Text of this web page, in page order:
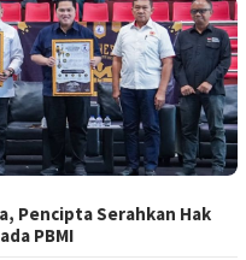
Pencipta Serahkan Hak
PBMI